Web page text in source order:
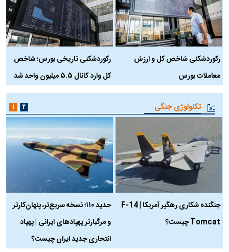
رکوردشکنی شاخص کل و ارزش
معاملات بورس
رکوردشکنی تاریخی بورس؛ شاخص
کل وارد کانال ۵.۵ میلیون واحد شد
تکنولوژی جنگی
جنگنده شکاری رهگیر آمریکا | F-14
Tomcat چیست؟
حدید ۱۱۰؛ نسخه سریع‌تر، پنهان‌کارتر
و مرگبارتر پهپادهای ایرانی | پهپاد
انتحاری جدید ایران چیست؟
۱ ۲